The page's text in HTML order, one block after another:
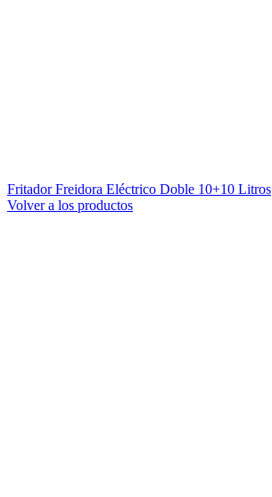
Fritador Freidora Eléctrico Doble 10+10 Litros
Volver a los productos